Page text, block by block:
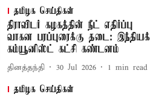
தமிழக செய்திகள்
திராவிடர் கழகத்தின் நீட் எதிர்ப்பு
வாகன பரப்புரைக்கு தடை: இந்தியக்
கம்யூனிஸ்ட் கட்சி கண்டனம்
தினத்தந்தி 30 Jul 2026 1 min read
தமிழக செய்திகள்